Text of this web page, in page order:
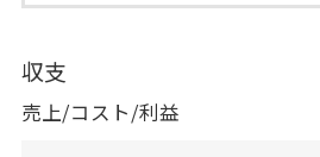
収支
売上/コスト/利益